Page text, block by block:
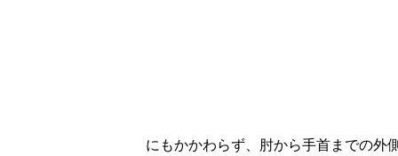
にもかかわらず、肘から手首までの外